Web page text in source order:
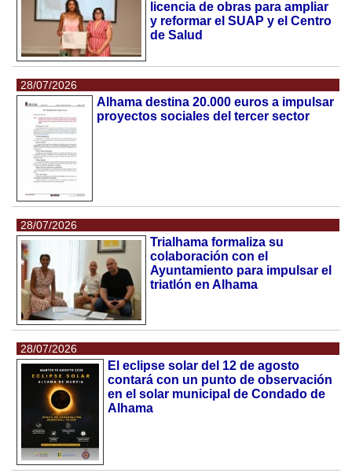
licencia de obras para ampliar
y reformar el SUAP y el Centro
de Salud
28/07/2026
Alhama destina 20.000 euros a impulsar
proyectos sociales del tercer sector
28/07/2026
Trialhama formaliza su
colaboración con el
Ayuntamiento para impulsar el
triatlón en Alhama
28/07/2026
El eclipse solar del 12 de agosto
contará con un punto de observación
en el solar municipal de Condado de
Alhama